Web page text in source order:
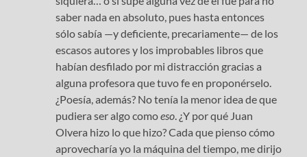
saber nada en absoluto, pues hasta entonces
sólo sabía —y deficiente, precariamente— de los
escasos autores y los improbables libros que
habían desfilado por mi distracción gracias a
alguna profesora que tuvo fe en proponérselo.
¿Poesía, además? No tenía la menor idea de que
pudiera ser algo comoeso . ¿Y por qué Juan
Olvera hizo lo que hizo? Cada que pienso cómo
aprovecharía yo la máquina del tiempo, me dirijo